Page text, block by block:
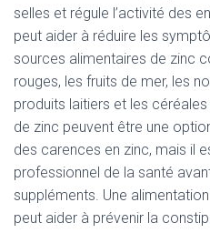
selles et régule l’activité des
peut aider à réduire les
sources alimentaires de zinc
rouges, les fruits de mer, les
produits laitiers et les
de zinc peuvent être une
des carences en zinc, mais il
professionnel de la santé
suppléments. Une
peut aider à prévenir la